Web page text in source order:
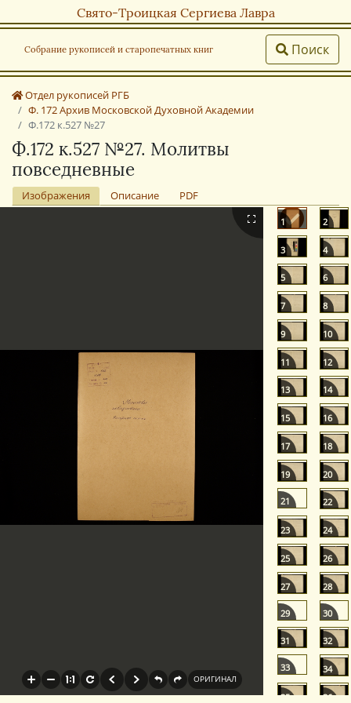
Свято-Троицкая Сергиева Лавра
Собрание рукописей и старопечатных книг Поиск
Отдел рукописей РГБ
Ф. 172 Архив Московской Духовной Академии
Ф.172 к.527 №27
Ф.172 к.527 №27. Молитвы
повседневные
Изображения Описание PDF
1 2
3 4
5 6
7 8
9 10
11 12
13 14
15 16
17 18
19 20
21 22
23 24
25 26
27 28
29 30
31 32
33 34
35 36